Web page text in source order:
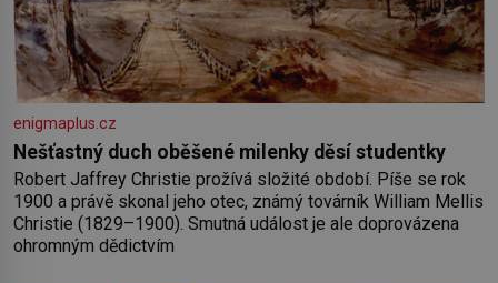
enigmaplus.cz
Nešťastný duch oběšené milenky děsí studentky
Robert Jaffrey Christie prožívá složité období. Píše se rok
1900 a právě skonal jeho otec, známý továrník William Mellis
Christie (1829–1900). Smutná událost je ale doprovázena
ohromným dědictvím